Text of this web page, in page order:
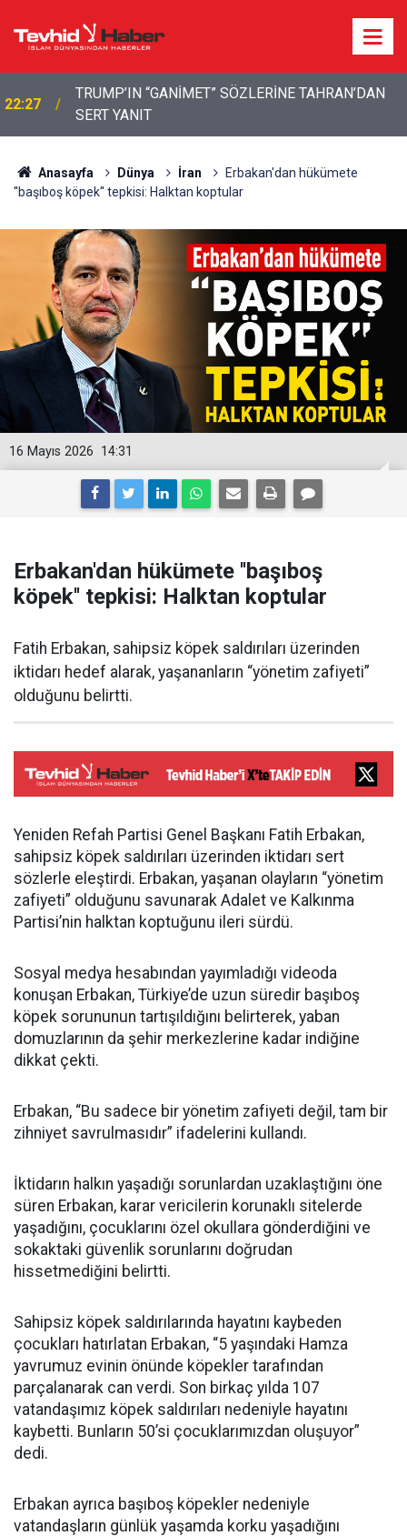
22:27
TRUMP’IN “GANİMET” SÖZLERİNE TAHRAN’DAN
SERT YANIT
22:13 İbrahimî Bir Seda: Uluslararası Filistin Konvoyu
Anasayfa Dünya İran
Erbakan'dan hükümete
''başıboş köpek'' tepkisi: Halktan koptular
14:31
16 Mayıs 2026
Erbakan'dan hükümete ''başıboş
köpek'' tepkisi: Halktan koptular
Fatih Erbakan, sahipsiz köpek saldırıları üzerinden
iktidarı hedef alarak, yaşananların “yönetim zafiyeti”
olduğunu belirtti.
Yeniden Refah Partisi Genel Başkanı Fatih Erbakan,
sahipsiz köpek saldırıları üzerinden iktidarı sert
sözlerle eleştirdi. Erbakan, yaşanan olayların “yönetim
zafiyeti” olduğunu savunarak Adalet ve Kalkınma
Partisi’nin halktan koptuğunu ileri sürdü.
Sosyal medya hesabından yayımladığı videoda
konuşan Erbakan, Türkiye’de uzun süredir başıboş
köpek sorununun tartışıldığını belirterek, yaban
domuzlarının da şehir merkezlerine kadar indiğine
dikkat çekti.
Erbakan, “Bu sadece bir yönetim zafiyeti değil, tam bir
zihniyet savrulmasıdır” ifadelerini kullandı.
İktidarın halkın yaşadığı sorunlardan uzaklaştığını öne
süren Erbakan, karar vericilerin korunaklı sitelerde
yaşadığını, çocuklarını özel okullara gönderdiğini ve
sokaktaki güvenlik sorunlarını doğrudan
hissetmediğini belirtti.
Sahipsiz köpek saldırılarında hayatını kaybeden
çocukları hatırlatan Erbakan, “5 yaşındaki Hamza
yavrumuz evinin önünde köpekler tarafından
parçalanarak can verdi. Son birkaç yılda 107
vatandaşımız köpek saldırıları nedeniyle hayatını
kaybetti. Bunların 50’si çocuklarımızdan oluşuyor”
dedi.
Erbakan ayrıca başıboş köpekler nedeniyle
vatandaşların günlük yaşamda korku yaşadığını